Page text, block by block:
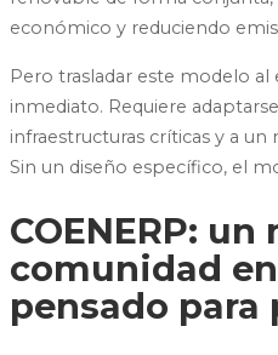
económico y reduciendo
Pero trasladar este modelo
inmediato. Requiere
infraestructuras críticas y a
Sin un diseño específico, el
COENERP:
comunidad
pensado para